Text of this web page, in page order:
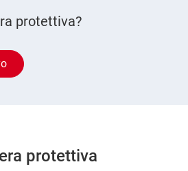
protettiva?
protettiva